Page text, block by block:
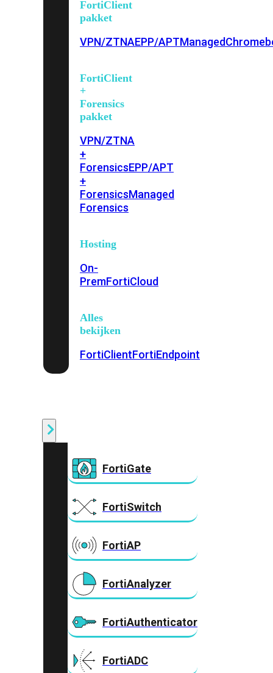
FortiClient
pakket
VPN/ZTNAEPP/APTManaged
FortiClient
+
Forensics
pakket
VPN/ZTNA
+
ForensicsEPP/APT
+
ForensicsManaged
Forensics
Hosting
On-
PremFortiCloud
Alles
bekijken
FortiClientFortiEndpoint
FortiGate
FortiSwitch
FortiAP
FortiAnalyzer
FortiAuthenticator
FortiADC